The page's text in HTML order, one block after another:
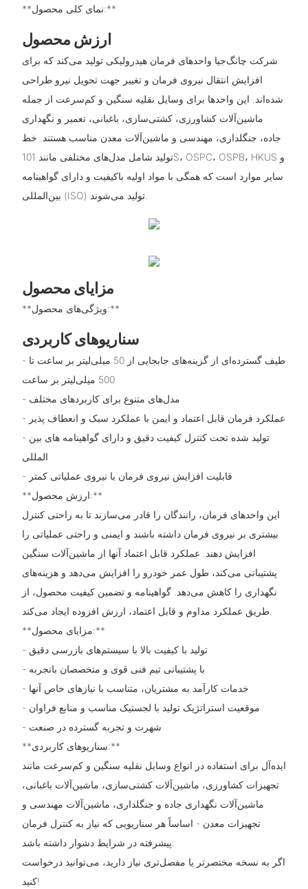
**نمای کلی محصول:**
ارزش محصول
شرکت چانگ‌جیا واحدهای فرمان هیدرولیکی تولید می‌کند که برای
افزایش انتقال نیروی فرمان و تغییر جهت تحویل نیرو طراحی
شده‌اند. این واحدها برای وسایل نقلیه سنگین و کم‌سرعت از جمله
ماشین‌آلات کشاورزی، کشتی‌سازی، باغبانی، تعمیر و نگهداری
جاده، جنگلداری، مهندسی و ماشین‌آلات معدن مناسب هستند. خط
تولید شامل مدل‌های مختلفی مانند 101S، OSPC، OSPB، HKUS و
سایر موارد است که همگی با مواد اولیه باکیفیت و دارای گواهینامه
بین‌المللی (ISO) تولید می‌شوند.
مزایای محصول
**ویژگی‌های محصول:**
سناریوهای کاربردی
- طیف گسترده‌ای از گزینه‌های جابجایی از 50 میلی‌لیتر بر ساعت تا
500 میلی‌لیتر بر ساعت
- مدل‌های متنوع برای کاربردهای مختلف
- عملکرد فرمان قابل اعتماد و ایمن با عملکرد سبک و انعطاف پذیر
- تولید شده تحت کنترل کیفیت دقیق و دارای گواهینامه های بین
المللی
- قابلیت افزایش نیروی فرمان با نیروی عملیاتی کمتر
**ارزش محصول:**
این واحدهای فرمان، رانندگان را قادر می‌سازند تا به راحتی کنترل
بیشتری بر نیروی فرمان داشته باشند و ایمنی و راحتی عملیاتی را
افزایش دهند. عملکرد قابل اعتماد آنها از ماشین‌آلات سنگین
پشتیبانی می‌کند، طول عمر خودرو را افزایش می‌دهد و هزینه‌های
نگهداری را کاهش می‌دهد. گواهینامه و تضمین کیفیت محصول، از
طریق عملکرد مداوم و قابل اعتماد، ارزش افزوده ایجاد می‌کند.
**مزایای محصول:**
- تولید با کیفیت بالا با سیستم‌های بازرسی دقیق
- با پشتیبانی تیم فنی قوی و متخصصان باتجربه
- خدمات کارآمد به مشتریان، متناسب با نیازهای خاص آنها
- موقعیت استراتژیک تولید با لجستیک مناسب و منابع فراوان
- شهرت و تجربه گسترده در صنعت
**سناریوهای کاربردی:**
ایده‌آل برای استفاده در انواع وسایل نقلیه سنگین و کم‌سرعت مانند
تجهیزات کشاورزی، ماشین‌آلات کشتی‌سازی، ماشین‌آلات باغبانی،
ماشین‌آلات نگهداری جاده و جنگلداری، ماشین‌آلات مهندسی و
تجهیزات معدن - اساساً هر سناریویی که نیاز به کنترل فرمان
اگر به نسخه مختصرتر یا مفصل‌تری نیاز دارید، می‌توانید درخواست
کنید!